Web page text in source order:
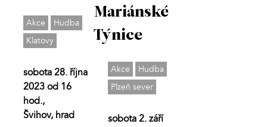
Akce
Hudba
Klatovy
sobota 28. října
2023 od 16
hod.,
Švihov, hrad
Mariánské
Týnice
Akce
Hudba
Plzeň sever
sobota 2. září